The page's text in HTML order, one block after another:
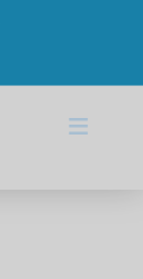
≡